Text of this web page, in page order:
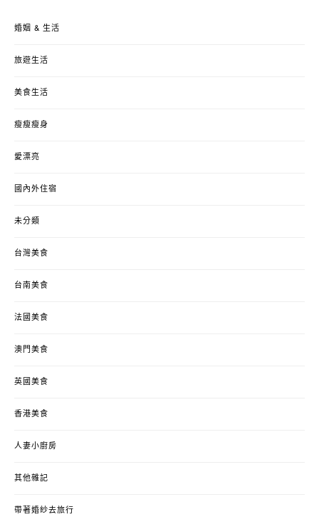
婚姻 & 生活
旅遊生活
美食生活
瘦瘦瘦身
愛漂亮
國內外住宿
未分類
台灣美食
台南美食
法國美食
澳門美食
英國美食
香港美食
人妻小廚房
其他雜記
帶著婚紗去旅行